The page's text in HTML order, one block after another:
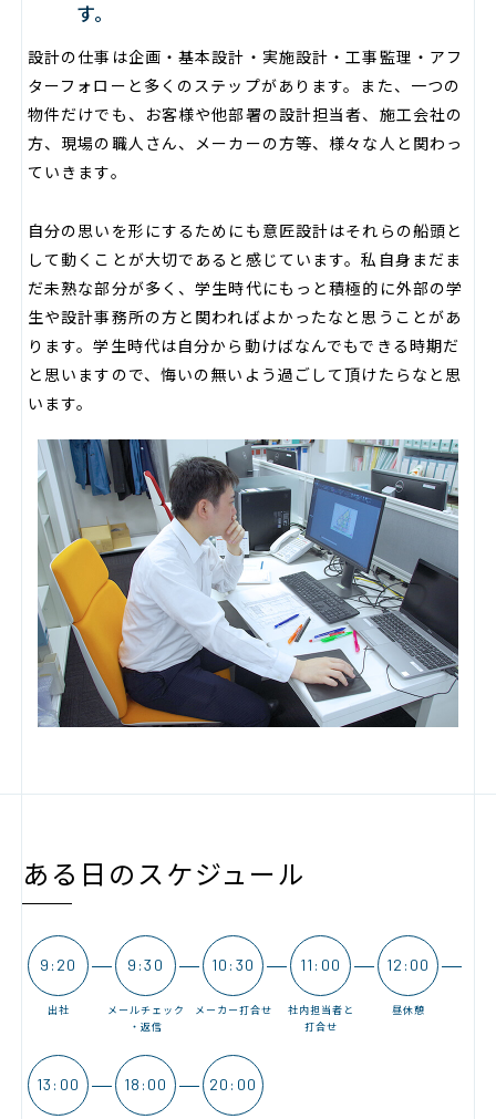
す。
設計の仕事は企画・基本設計・実施設計・工事監理・アフ
ターフォローと多くのステップがあります。また、一つの
物件だけでも、お客様や他部署の設計担当者、施工会社の
方、現場の職人さん、メーカーの方等、様々な人と関わっ
ていきます。
自分の思いを形にするためにも意匠設計はそれらの船頭と
して動くことが大切であると感じています。私自身まだま
だ未熟な部分が多く、学生時代にもっと積極的に外部の学
生や設計事務所の方と関わればよかったなと思うことがあ
ります。学生時代は自分から動けばなんでもできる時期だ
と思いますので、悔いの無いよう過ごして頂けたらなと思
います。
ある日のスケジュール
9:20
出社
9:30
メールチェック
・返信
10:30
メーカー打合せ
11:00
社内担当者と
打合せ
12:00
昼休憩
13:00 18:00 20:00